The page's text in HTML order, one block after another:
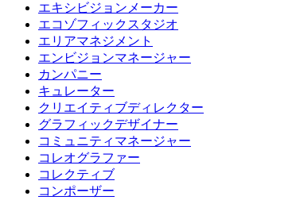
エキシビジョンメーカー
エコゾフィックスタジオ
エリアマネジメント
エンビジョンマネージャー
カンパニー
キュレーター
クリエイティブディレクター
グラフィックデザイナー
コミュニティマネージャー
コレオグラファー
コレクティブ
コンポーザー